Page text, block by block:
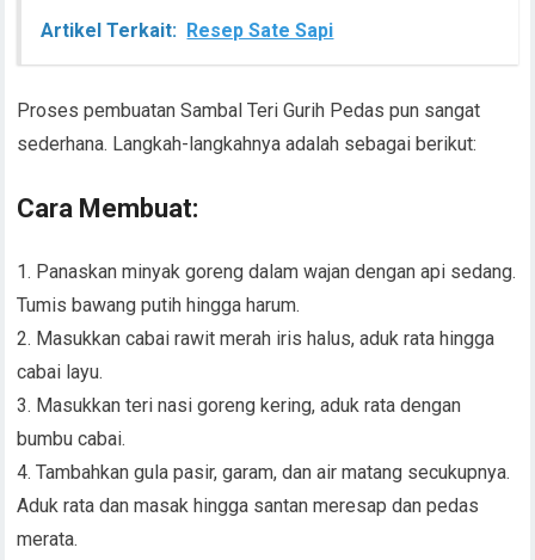
Artikel Terkait: Resep Sate Sapi
Proses pembuatan Sambal Teri Gurih Pedas pun sangat
sederhana. Langkah-langkahnya adalah sebagai berikut:
Cara Membuat:
1. Panaskan minyak goreng dalam wajan dengan api sedang.
Tumis bawang putih hingga harum.
2. Masukkan cabai rawit merah iris halus, aduk rata hingga
cabai layu.
3. Masukkan teri nasi goreng kering, aduk rata dengan
bumbu cabai.
4. Tambahkan gula pasir, garam, dan air matang secukupnya.
Aduk rata dan masak hingga santan meresap dan pedas
merata.